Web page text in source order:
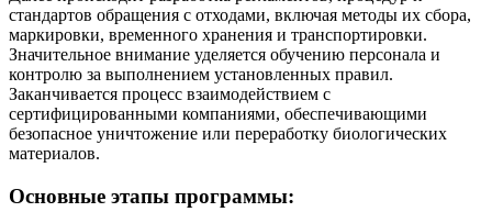
стандартов обращения с отходами, включая методы их сбора,
маркировки, временного хранения и транспортировки.
Значительное внимание уделяется обучению персонала и
контролю за выполнением установленных правил.
Заканчивается процесс взаимодействием с
сертифицированными компаниями, обеспечивающими
безопасное уничтожение или переработку биологических
материалов.
Основные этапы программы: